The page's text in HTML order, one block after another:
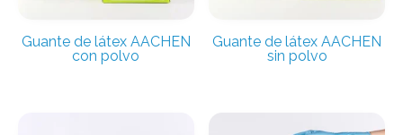
Guante de látex AACHEN
con polvo
Guante de látex AACHEN
sin polvo